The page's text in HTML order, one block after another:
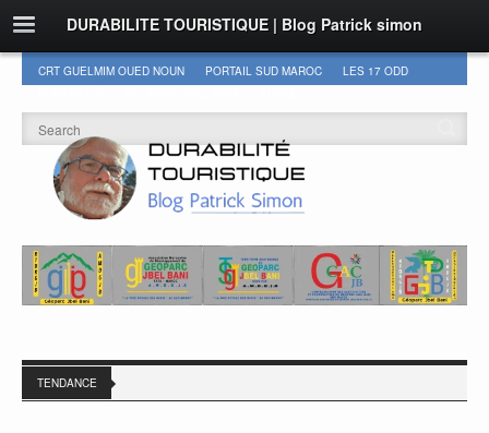
DURABILITE TOURISTIQUE | Blog Patrick simon
CRT GUELMIM OUED NOUN PORTAIL SUD MAROC
LES 17 ODD
TENDANCE